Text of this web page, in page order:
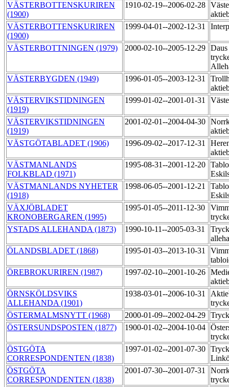
VÄSTERBOTTENSKURIREN
(1900)
1910-02-19--2006-02-28
VÄSTERBOTTENSKURIREN
(1900)
1999-04-01--2002-12-31
VÄSTERBOTTNINGEN (1979) 2000-02-10--2005-12-29 Daus
VÄSTERBYGDEN (1949)
1996-01-05--2003-12-31
VÄSTERVIKSTIDNINGEN
(1919)
1999-01-02--2001-01-31
VÄSTERVIKSTIDNINGEN
(1919)
2001-02-01--2004-04-30
VÄSTGÖTABLADET (1906)
1996-09-02--2017-12-31
VÄSTMANLANDS
FOLKBLAD (1971)
1995-08-31--2001-12-20
VÄSTMANLANDS NYHETER
(1918)
1998-06-05--2001-12-21
VÄXJÖBLADET
KRONOBERGAREN (1995)
1995-01-05--2011-12-30
YSTADS ALLEHANDA (1873)
1990-10-11--2005-03-31
ÖLANDSBLADET (1868)
1995-01-03--2013-10-31
ÖREBROKURIREN (1987)
1997-02-10--2001-10-26
ÖRNSKÖLDSVIKS
ALLEHANDA (1901)
1938-03-01--2006-10-31
ÖSTERMALMSNYTT (1968)
2000-01-09--2002-04-29
ÖSTERSUNDSPOSTEN (1877)
1900-01-02--2004-10-04
ÖSTGÖTA
CORRESPONDENTEN (1838)
1997-01-02--2001-07-30
ÖSTGÖTA
CORRESPONDENTEN (1838)
2001-07-30--2001-07-31